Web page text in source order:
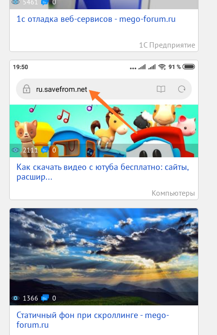
1c отладка веб-сервисов - mego-forum.ru
1С Предприятие
2111 0
Как скачать видео с ютуба бесплатно: сайты,
расшир...
Компьютеры
1366 0
Статичный фон при скроллинге - mego-
forum.ru